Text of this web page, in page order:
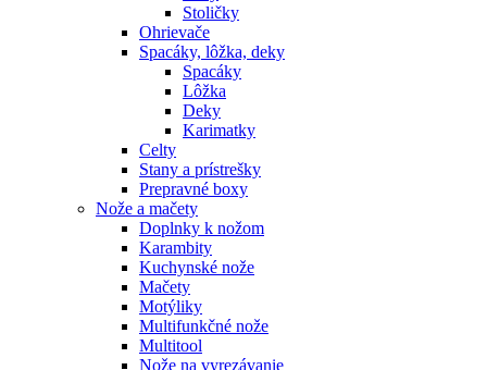
Stoličky
Ohrievače
Spacáky, lôžka, deky
Spacáky
Lôžka
Deky
Karimatky
Celty
Stany a prístrešky
Prepravné boxy
Nože a mačety
Doplnky k nožom
Karambity
Kuchynské nože
Mačety
Motýliky
Multifunkčné nože
Multitool
Nože na vyrezávanie